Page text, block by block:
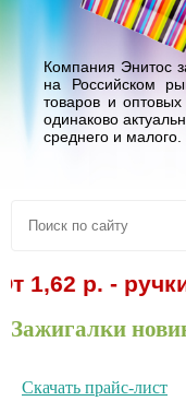
Компания Энитос
на Российском
товаров и
одинаково
среднего и малого.
р. - ручки
Зажигалки
Скачать прайс-лист